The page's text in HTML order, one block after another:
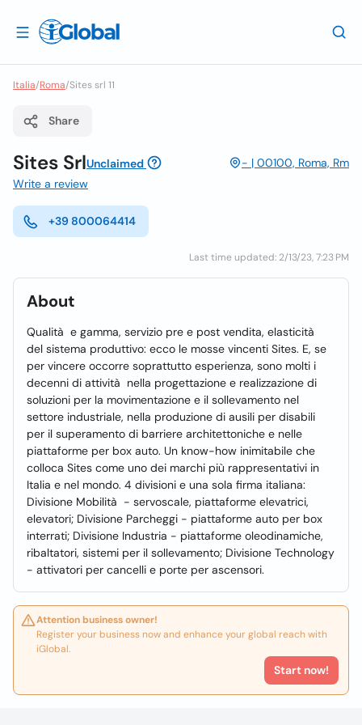
Italia/Roma/Sites srl 11
Share
Sites SrlUnclaimed
- | 00100, Roma, Rm
Write a review
+39 800064414
Last time updated: 2/13/23, 7:23 PM
About
Qualità e gamma, servizio pre e post vendita, elasticità
del sistema produttivo: ecco le mosse vincenti Sites. E, se
per vincere occorre soprattutto esperienza, sono molti i
decenni di attività nella progettazione e realizzazione di
soluzioni per la movimentazione e il sollevamento nel
settore industriale, nella produzione di ausili per disabili
per il superamento di barriere architettoniche e nelle
piattaforme per box auto. Un know-how inimitabile che
colloca Sites come uno dei marchi più rappresentativi in
Italia e nel mondo. 4 divisioni e una sola firma italiana:
Divisione Mobilità - servoscale, piattaforme elevatrici,
elevatori; Divisione Parcheggi - piattaforme auto per box
interrati; Divisione Industria - piattaforme oleodinamiche,
ribaltatori, sistemi per il sollevamento; Divisione Technology
- attivatori per cancelli e porte per ascensori.
Attention business owner!
Register your business now and enhance your global reach with
iGlobal.
Start now!